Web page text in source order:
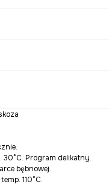
30°C. Program delikatny.
bębnowej.
110°C.